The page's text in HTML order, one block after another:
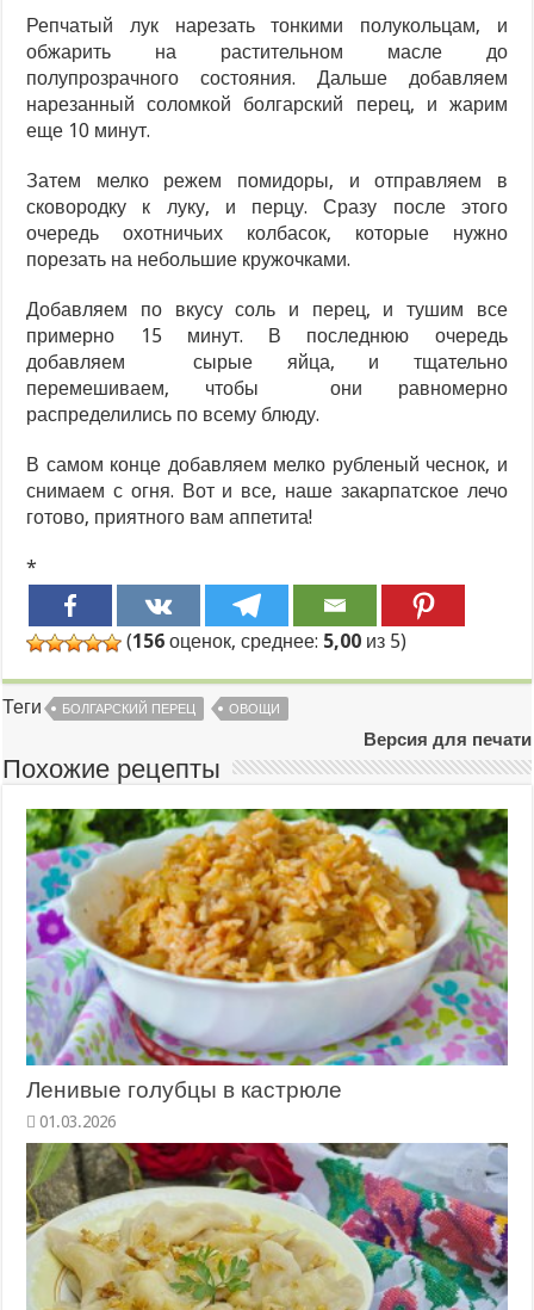
Репчатый лук нарезать тонкими полукольцам, и
обжарить на растительном масле до
полупрозрачного состояния. Дальше добавляем
нарезанный соломкой болгарский перец, и жарим
еще 10 минут.
Затем мелко режем помидоры, и отправляем в
сковородку к луку, и перцу. Сразу после этого
очередь охотничьих колбасок, которые нужно
порезать на небольшие кружочками.
Добавляем по вкусу соль и перец, и тушим все
примерно 15 минут. В последнюю очередь
добавляем сырые яйца, и тщательно
перемешиваем, чтобы они равномерно
распределились по всему блюду.
В самом конце добавляем мелко рубленый чеснок, и
снимаем с огня. Вот и все, наше закарпатское лечо
готово, приятного вам аппетита!
*
(156 оценок, среднее: 5,00 из 5)
Теги БОЛГАРСКИЙ ПЕРЕЦ ОВОЩИ
Версия для печати
Похожие рецепты
Ленивые голубцы в кастрюле
01.03.2026